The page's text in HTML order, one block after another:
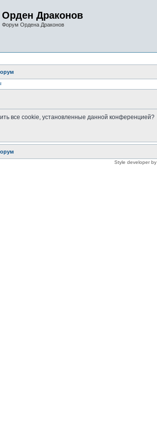
Орден Драконов
Форум Ордена Драконов
все cookie, установленные данной конференцией?
Style developer by